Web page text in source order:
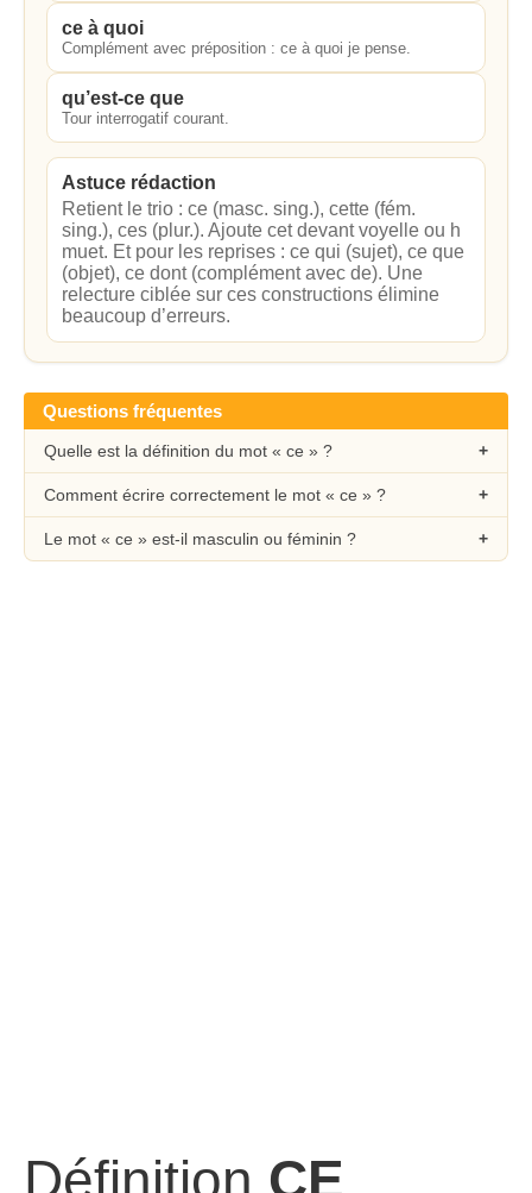
ce à quoi
Complément avec préposition : ce à quoi je pense.
qu’est‑ce que
Tour interrogatif courant.
Astuce rédaction
Retient le trio : ce (masc. sing.), cette (fém.
sing.), ces (plur.). Ajoute cet devant voyelle ou h
muet. Et pour les reprises : ce qui (sujet), ce que
(objet), ce dont (complément avec de). Une
relecture ciblée sur ces constructions élimine
beaucoup d’erreurs.
Questions fréquentes
Quelle est la définition du mot « ce » ?
Comment écrire correctement le mot « ce » ?
Le mot « ce » est-il masculin ou féminin ?
Définition CE